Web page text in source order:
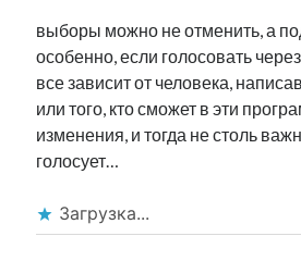
выборы можно не отменить, а
особенно, если голосовать
все зависит от человека,
или того, кто сможет в эти
изменения, и тогда не столь
голосует…
Загрузка...